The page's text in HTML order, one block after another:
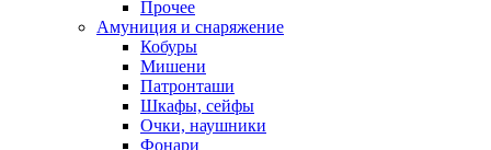
Прочее
Амуниция и снаряжение
Кобуры
Мишени
Патронташи
Шкафы, сейфы
Очки, наушники
Фонари